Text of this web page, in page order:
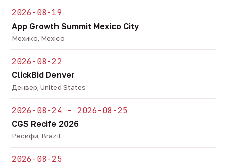
2026-08-19
App Growth Summit Mexico City
Мехико, Mexico
2026-08-22
ClickBid Denver
Денвер, United States
2026-08-24 - 2026-08-25
CGS Recife 2026
Ресифи, Brazil
2026-08-25